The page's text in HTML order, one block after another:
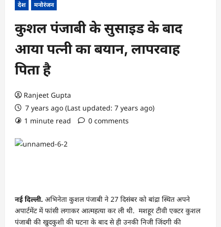
देश मनोरंजन
कुशल पंजाबी के सुसाइड के बाद
आया पत्नी का बयान, लापरवाह
पिता है
Ranjeet Gupta
7 years ago (Last updated: 7 years ago)
1 minute read
0 comments
नई दिल्‍ली. अभिनेता कुशल पंजाबी ने 27 दिसंबर को बांद्रा स्थित अपने
अपार्टमेंट में फांसी लगाकर आत्महत्या कर ली थी. मशहूर टीवी एक्टर कुशल
पंजाबी की खुदकुशी की घटना के बाद से ही उनकी निजी जिंदगी की